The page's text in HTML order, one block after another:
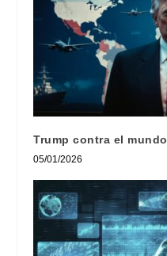
Trump contra el mundo
05/01/2026